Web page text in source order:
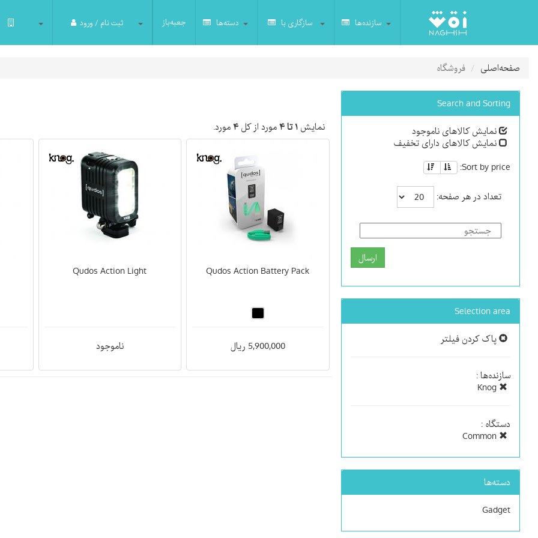
سازنده‌ها سازگاری با دسته‌ها جعبه‌باز ثبت نام / ورود
صفحه‌اصلی فروشگاه
Search and Sorting
نمایش کالاهای ناموجود
نمایش کالاهای دارای تخفیف
Sort by price:
تعداد در هر صفحه:
ارسال
Selection area
پاک کردن فیلتر
سازنده‌ها :
دستگاه :
دسته‌ها
Gadget
نمایش۱ تا ۴ مورد از کل۴ مورد.
Qudos Action Battery Pack
5,900,000 ریال
Qudos Action Light
ناموجود